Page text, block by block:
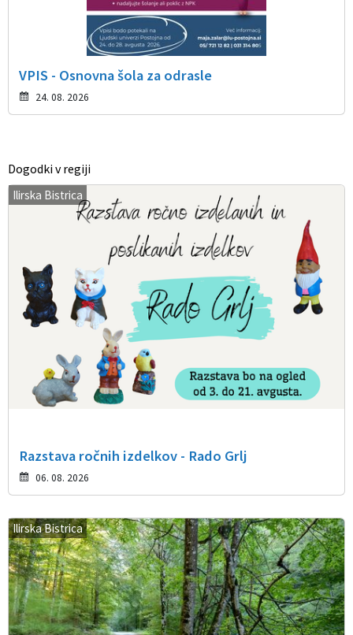
VPIS - Osnovna šola za odrasle
24. 08. 2026
Dogodki v regiji
Ilirska Bistrica
Razstava ročnih izdelkov - Rado Grlj
06. 08. 2026
Ilirska Bistrica